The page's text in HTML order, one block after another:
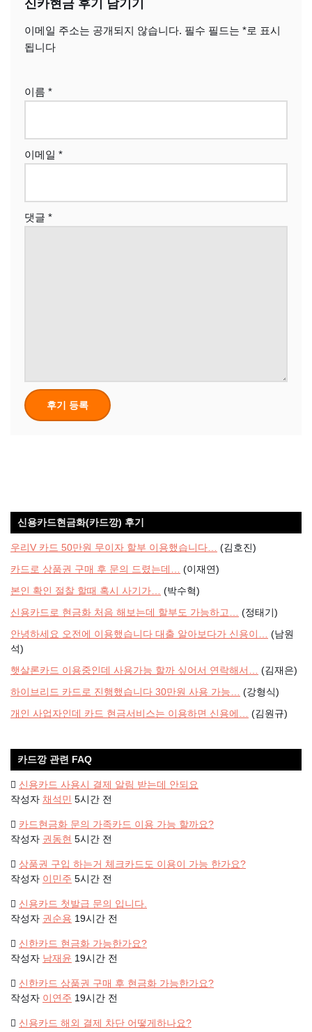
신카현금 후기 남기기
이메일 주소는 공개되지 않습니다. 필수 필드는 *로 표시
됩니다
이름 *
이메일 *
댓글 *
신용카드현금화(카드깡) 후기
우리V 카드 50만원 무이자 할부 이용했습니다… (김호진)
카드로 상품권 구매 후 문의 드렸는데… (이재연)
본인 확인 절찰 할때 혹시 사기가… (박수혁)
신용카드로 현금화 처음 해보는데 할부도 가능하고… (정태기)
안녕하세요 오전에 이용했습니다 대출 알아보다가 신용이… (남원
석)
햇살론카드 이용중인데 사용가능 할까 싶어서 연락해서… (김재은)
하이브리드 카드로 진행했습니다 30만원 사용 가능… (강형식)
개인 사업자인데 카드 현금서비스는 이용하면 신용에… (김원규)
카드깡 관련 FAQ
신용카드 사용시 결제 알림 받는데 안되요
작성자 채석민 5시간 전
카드현금화 문의 가족카드 이용 가능 할까요?
작성자 권동현 5시간 전
상품권 구입 하는거 체크카드도 이용이 가능 한가요?
작성자 이민주 5시간 전
신용카드 첫발급 문의 입니다.
작성자 권순용 19시간 전
신한카드 현금화 가능한가요?
작성자 남재윤 19시간 전
신한카드 상품권 구매 후 현금화 가능한가요?
작성자 이연주 19시간 전
신용카드 해외 결제 차단 어떻게하나요?